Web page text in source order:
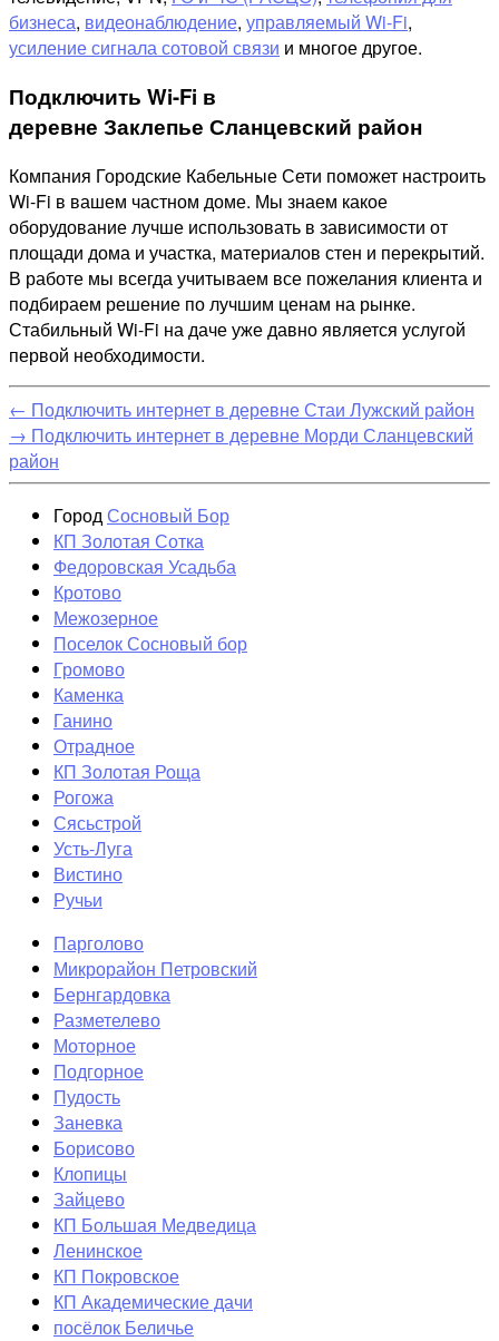
бизнеса, видеонаблюдение, управляемый Wi-Fi,
усиление сигнала сотовой связи и многое другое.
Подключить Wi-Fi в
деревне Заклепье Сланцевский район
Компания Городские Кабельные Сети поможет настроить
Wi-Fi в вашем частном доме. Мы знаем какое
оборудование лучше использовать в зависимости от
площади дома и участка, материалов стен и перекрытий.
В работе мы всегда учитываем все пожелания клиента и
подбираем решение по лучшим ценам на рынке.
Стабильный Wi-Fi на даче уже давно является услугой
первой необходимости.
← Подключить интернет в деревне Стаи Лужский район
→ Подключить интернет в деревне Морди Сланцевский
район
ГородСосновый Бор
КП Золотая Сотка
Федоровская Усадьба
Кротово
Межозерное
Поселок Сосновый бор
Громово
Каменка
Ганино
Отрадное
КП Золотая Роща
Рогожа
Сясьстрой
Усть-Луга
Вистино
Ручьи
Парголово
Микрорайон Петровский
Бернгардовка
Разметелево
Моторное
Подгорное
Пудость
Заневка
Борисово
Клопицы
Зайцево
КП Большая Медведица
Ленинское
КП Покровское
КП Академические дачи
посёлок Беличье